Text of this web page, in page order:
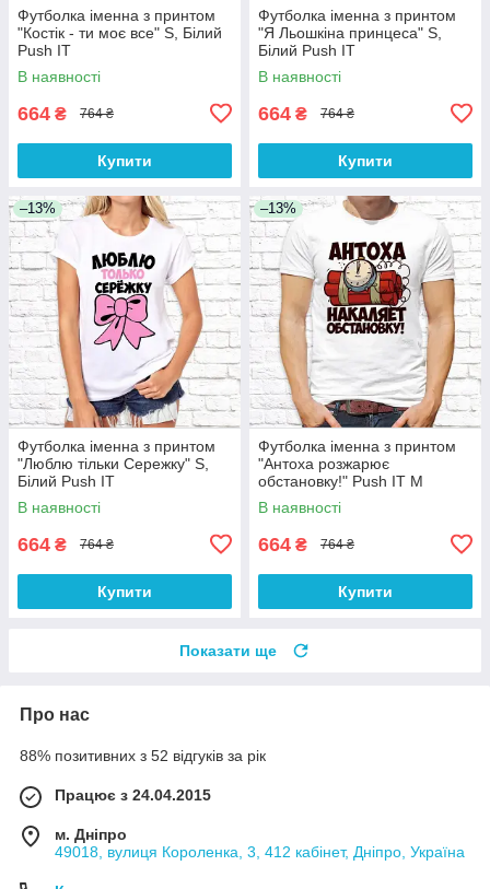
Футболка іменна з принтом
"Костік - ти моє все" S, Білий
Push IT
В наявності
664 ₴ 764 ₴
Купити
Футболка іменна з принтом
"Я Льошкіна принцеса" S,
Білий Push IT
В наявності
664 ₴ 764 ₴
Купити
–13%
Футболка іменна з принтом
"Люблю тільки Сережку" S,
Білий Push IT
В наявності
664 ₴ 764 ₴
Купити
–13%
Футболка іменна з принтом
"Антоха розжарює
обстановку!" Push IT M
В наявності
664 ₴ 764 ₴
Купити
Показати ще
Про нас
88% позитивних з 52 відгуків за рік
Працює з 24.04.2015
м. Дніпро
49018, вулиця Короленка, 3, 412 кабінет, Дніпро, Україна